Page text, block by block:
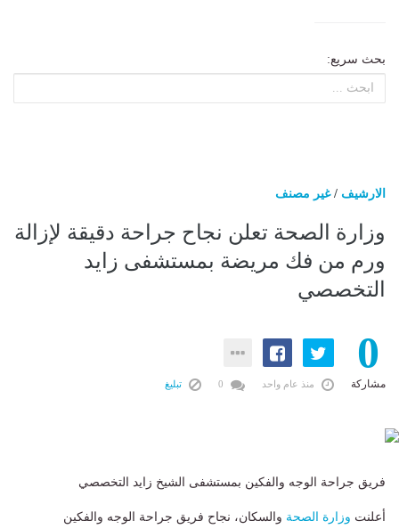
بحث سريع:
الارشيف /غير مصنف
وزارة الصحة تعلن نجاح جراحة دقيقة لإزالة
ورم من فك مريضة بمستشفى زايد
التخصصي
0
مشاركة منذ عام واحد تبليغ
فريق جراحة الوجه والفكين بمستشفى الشيخ زايد التخصصي
أعلنت وزارة الصحة والسكان، نجاح فريق جراحة الوجه والفكين